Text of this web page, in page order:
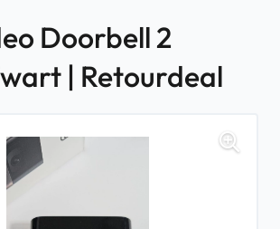
Doorbell 2
| Retourdeal